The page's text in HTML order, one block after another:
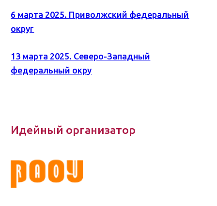
6 марта 2025. Приволжский федеральный
округ
13 марта 2025. Северо-Западный
федеральный окру
Идейный организатор